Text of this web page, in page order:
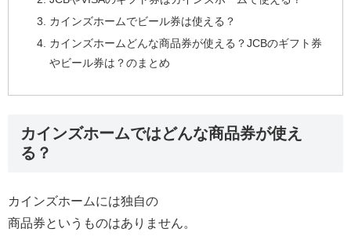
カインズホームでビール券は使える？
カインズホームどんな商品券が使える？JCBのギフト券
やビール券は？のまとめ
カインズホームではどんな商品券が使え
る？
カインズホームには独自の
商品券というものはありません。